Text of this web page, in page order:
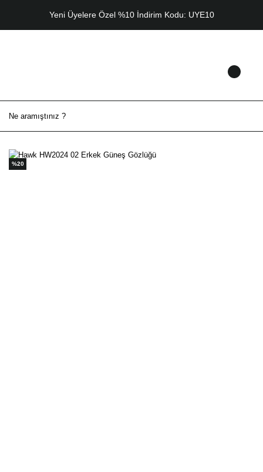
Yeni Üyelere Özel %10 İndirim Kodu: UYE10
%20